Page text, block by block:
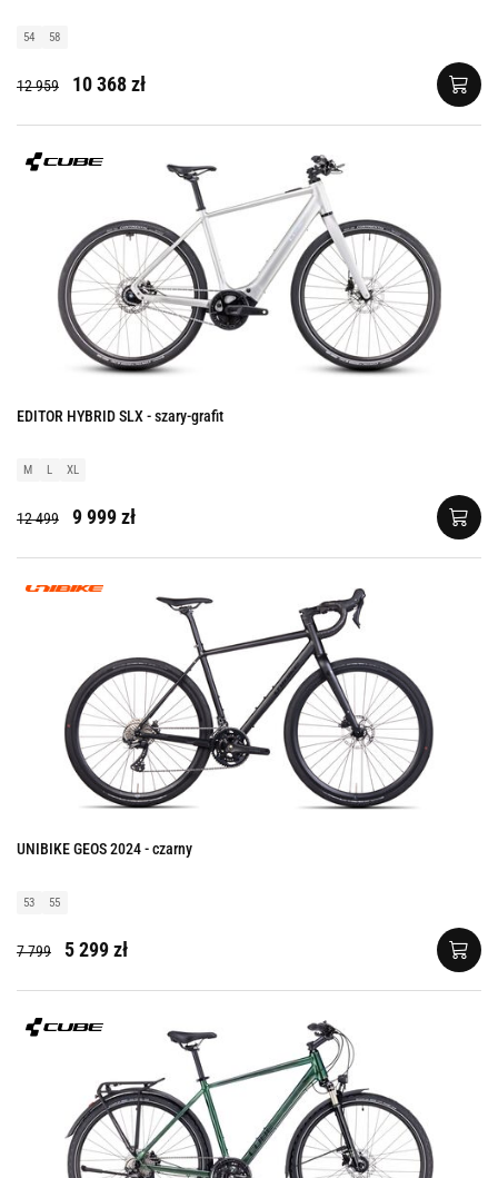
54 58
12 959 10 368 zł
EDITOR HYBRID SLX - szary-grafit
M L XL
12 499 9 999 zł
UNIBIKE GEOS 2024 - czarny
53 55
7 799 5 299 zł